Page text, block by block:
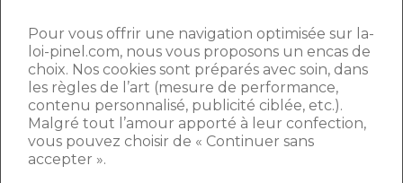
constructions. De plus, il décrit les
exigences de performance
énergétique que doivent satisfaire
ces bâtiments :
– limitation de la consommation
d’énergie primaire
– optimisation de la conception du
logement, indépendamment des
Pour vous offrir une navigation optimisée sur la-
loi-pinel.com, nous vous proposons un encas de
choix. Nos cookies sont préparés avec soin, dans
les règles de l’art (mesure de performance,
contenu personnalisé, publicité ciblée, etc.).
Malgré tout l’amour apporté à leur confection,
vous pouvez choisir de « Continuer sans
accepter ».